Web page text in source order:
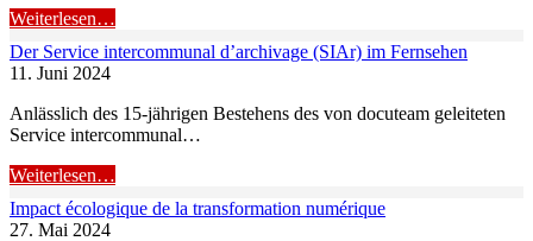
Weiterlesen…
Der Service intercommunal d’archivage (SIAr) im Fernsehen
11. Juni 2024
Anlässlich des 15-jährigen Bestehens des von docuteam geleiteten
Service intercommunal…
Weiterlesen…
Impact écologique de la transformation numérique
27. Mai 2024